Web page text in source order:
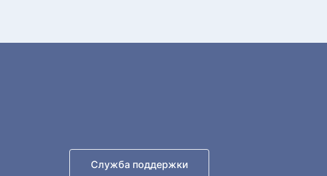
Служба поддержки